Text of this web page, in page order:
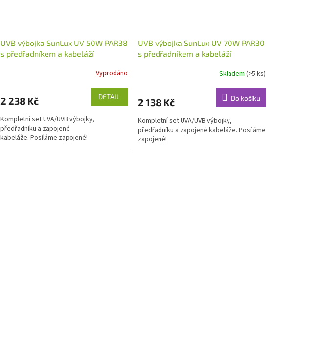
UVB výbojka SunLux UV 50W PAR38
s předřadníkem a kabeláží
Vyprodáno
2 238 Kč DETAIL
Kompletní set UVA/UVB výbojky,
předřadníku a zapojené
kabeláže. Posíláme zapojené!
UVB výbojka SunLux UV 70W PAR30
s předřadníkem a kabeláží
Skladem (>5 ks)
2 138 Kč Do košíku
Kompletní set UVA/UVB výbojky,
předřadníku a zapojené kabeláže. Posíláme
zapojené!